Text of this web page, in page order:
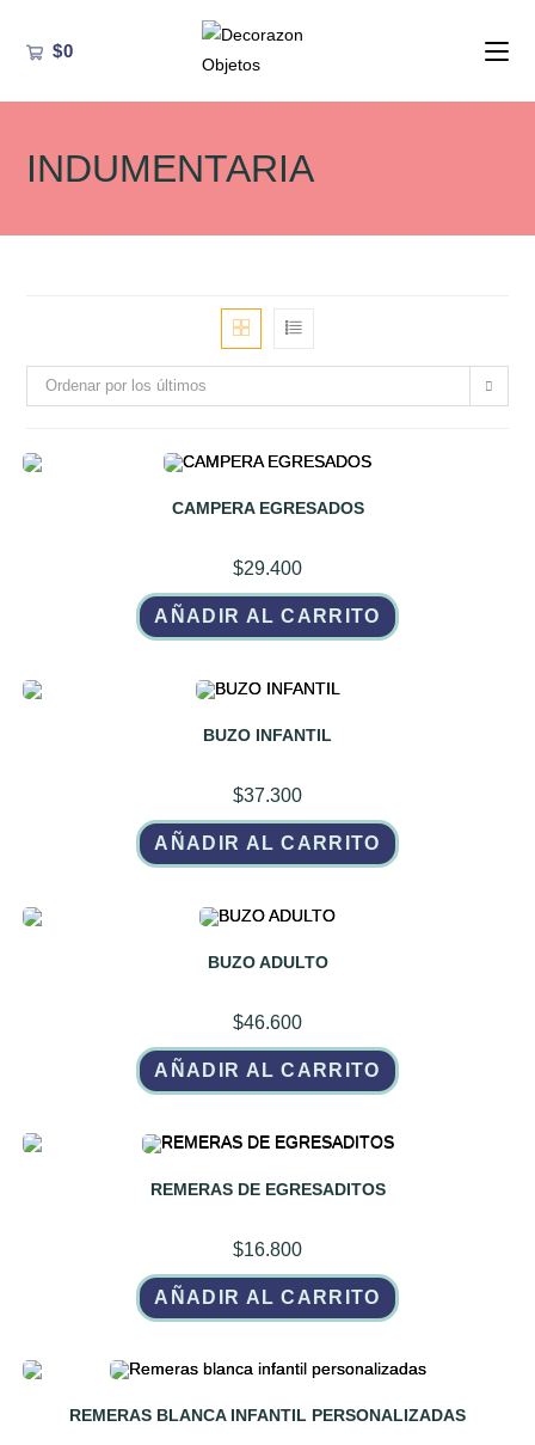
$0
INDUMENTARIA
Ordenar por los últimos
CAMPERA EGRESADOS
$29.400
AÑADIR AL CARRITO
BUZO INFANTIL
$37.300
AÑADIR AL CARRITO
BUZO ADULTO
$46.600
AÑADIR AL CARRITO
REMERAS DE EGRESADITOS
$16.800
AÑADIR AL CARRITO
REMERAS BLANCA INFANTIL PERSONALIZADAS